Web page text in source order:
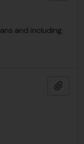
and including